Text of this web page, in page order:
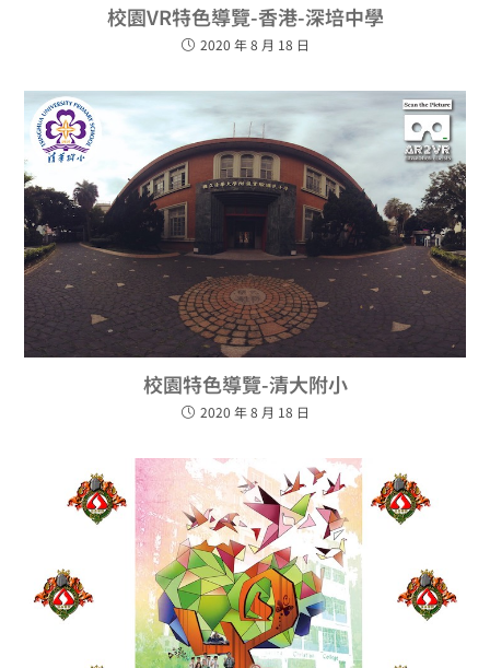
校園VR特色導覽-香港-深培中學
2020 年 8 月 18 日
校園特色導覽-清大附小
2020 年 8 月 18 日